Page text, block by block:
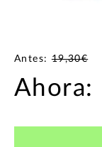
Antes:19,30€
Ahora: